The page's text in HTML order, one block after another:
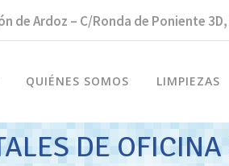
de Ardoz – C/Ronda de Poniente 3D,
QUIÉNES SOMOS LIMPIEZAS
DE